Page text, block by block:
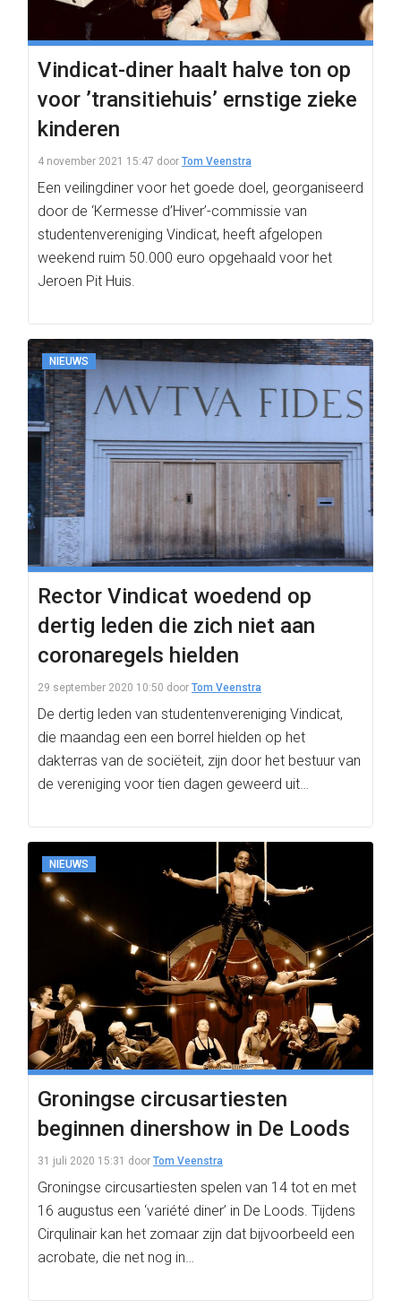
Vindicat-diner haalt halve ton op
voor ’transitiehuis’ ernstige zieke
kinderen
4 november 2021 15:47 door Tom Veenstra
Een veilingdiner voor het goede doel, georganiseerd
door de ‘Kermesse d’Hiver’-commissie van
studentenvereniging Vindicat, heeft afgelopen
weekend ruim 50.000 euro opgehaald voor het
Jeroen Pit Huis.
NIEUWS
Rector Vindicat woedend op
dertig leden die zich niet aan
coronaregels hielden
29 september 2020 10:50 door Tom Veenstra
De dertig leden van studentenvereniging Vindicat,
die maandag een een borrel hielden op het
dakterras van de sociëteit, zijn door het bestuur van
de vereniging voor tien dagen geweerd uit…
NIEUWS
Groningse circusartiesten
beginnen dinershow in De Loods
31 juli 2020 15:31 door Tom Veenstra
Groningse circusartiesten spelen van 14 tot en met
16 augustus een ‘variété diner’ in De Loods. Tijdens
Cirqulinair kan het zomaar zijn dat bijvoorbeeld een
acrobate, die net nog in…